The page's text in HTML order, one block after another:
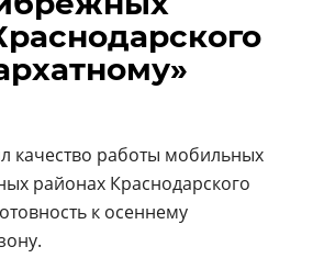
качество работы мобильных
районах Краснодарского
к осеннему